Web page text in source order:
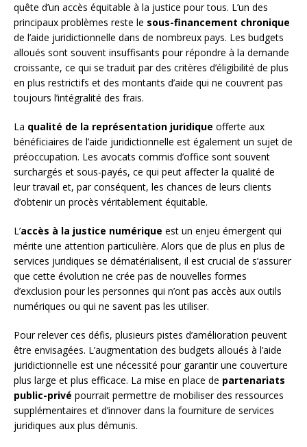
quête d’un accès équitable à la justice pour tous. L’un des
principaux problèmes reste le sous-financement chronique
de l’aide juridictionnelle dans de nombreux pays. Les budgets
alloués sont souvent insuffisants pour répondre à la demande
croissante, ce qui se traduit par des critères d’éligibilité de plus
en plus restrictifs et des montants d’aide qui ne couvrent pas
toujours l’intégralité des frais.
La qualité de la représentation juridique offerte aux
bénéficiaires de l’aide juridictionnelle est également un sujet de
préoccupation. Les avocats commis d’office sont souvent
surchargés et sous-payés, ce qui peut affecter la qualité de
leur travail et, par conséquent, les chances de leurs clients
d’obtenir un procès véritablement équitable.
L’accès à la justice numérique est un enjeu émergent qui
mérite une attention particulière. Alors que de plus en plus de
services juridiques se dématérialisent, il est crucial de s’assurer
que cette évolution ne crée pas de nouvelles formes
d’exclusion pour les personnes qui n’ont pas accès aux outils
numériques ou qui ne savent pas les utiliser.
Pour relever ces défis, plusieurs pistes d’amélioration peuvent
être envisagées. L’augmentation des budgets alloués à l’aide
juridictionnelle est une nécessité pour garantir une couverture
plus large et plus efficace. La mise en place de partenariats
public-privé pourrait permettre de mobiliser des ressources
supplémentaires et d’innover dans la fourniture de services
juridiques aux plus démunis.